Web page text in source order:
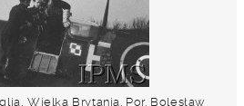
Wielka Brytania. Por. Bolesław